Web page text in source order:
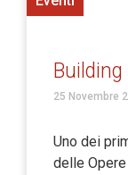
25 Novembre
Uno dei
delle